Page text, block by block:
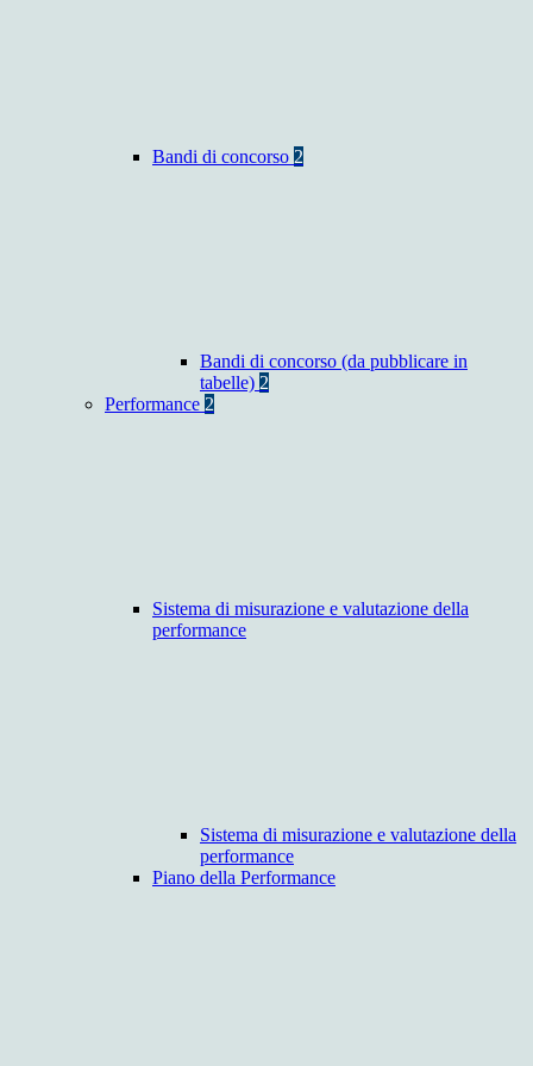
Bandi di concorso 2
Bandi di concorso (da pubblicare in
tabelle) 2
Performance 2
Sistema di misurazione e valutazione della
performance
Sistema di misurazione e valutazione della
performance
Piano della Performance